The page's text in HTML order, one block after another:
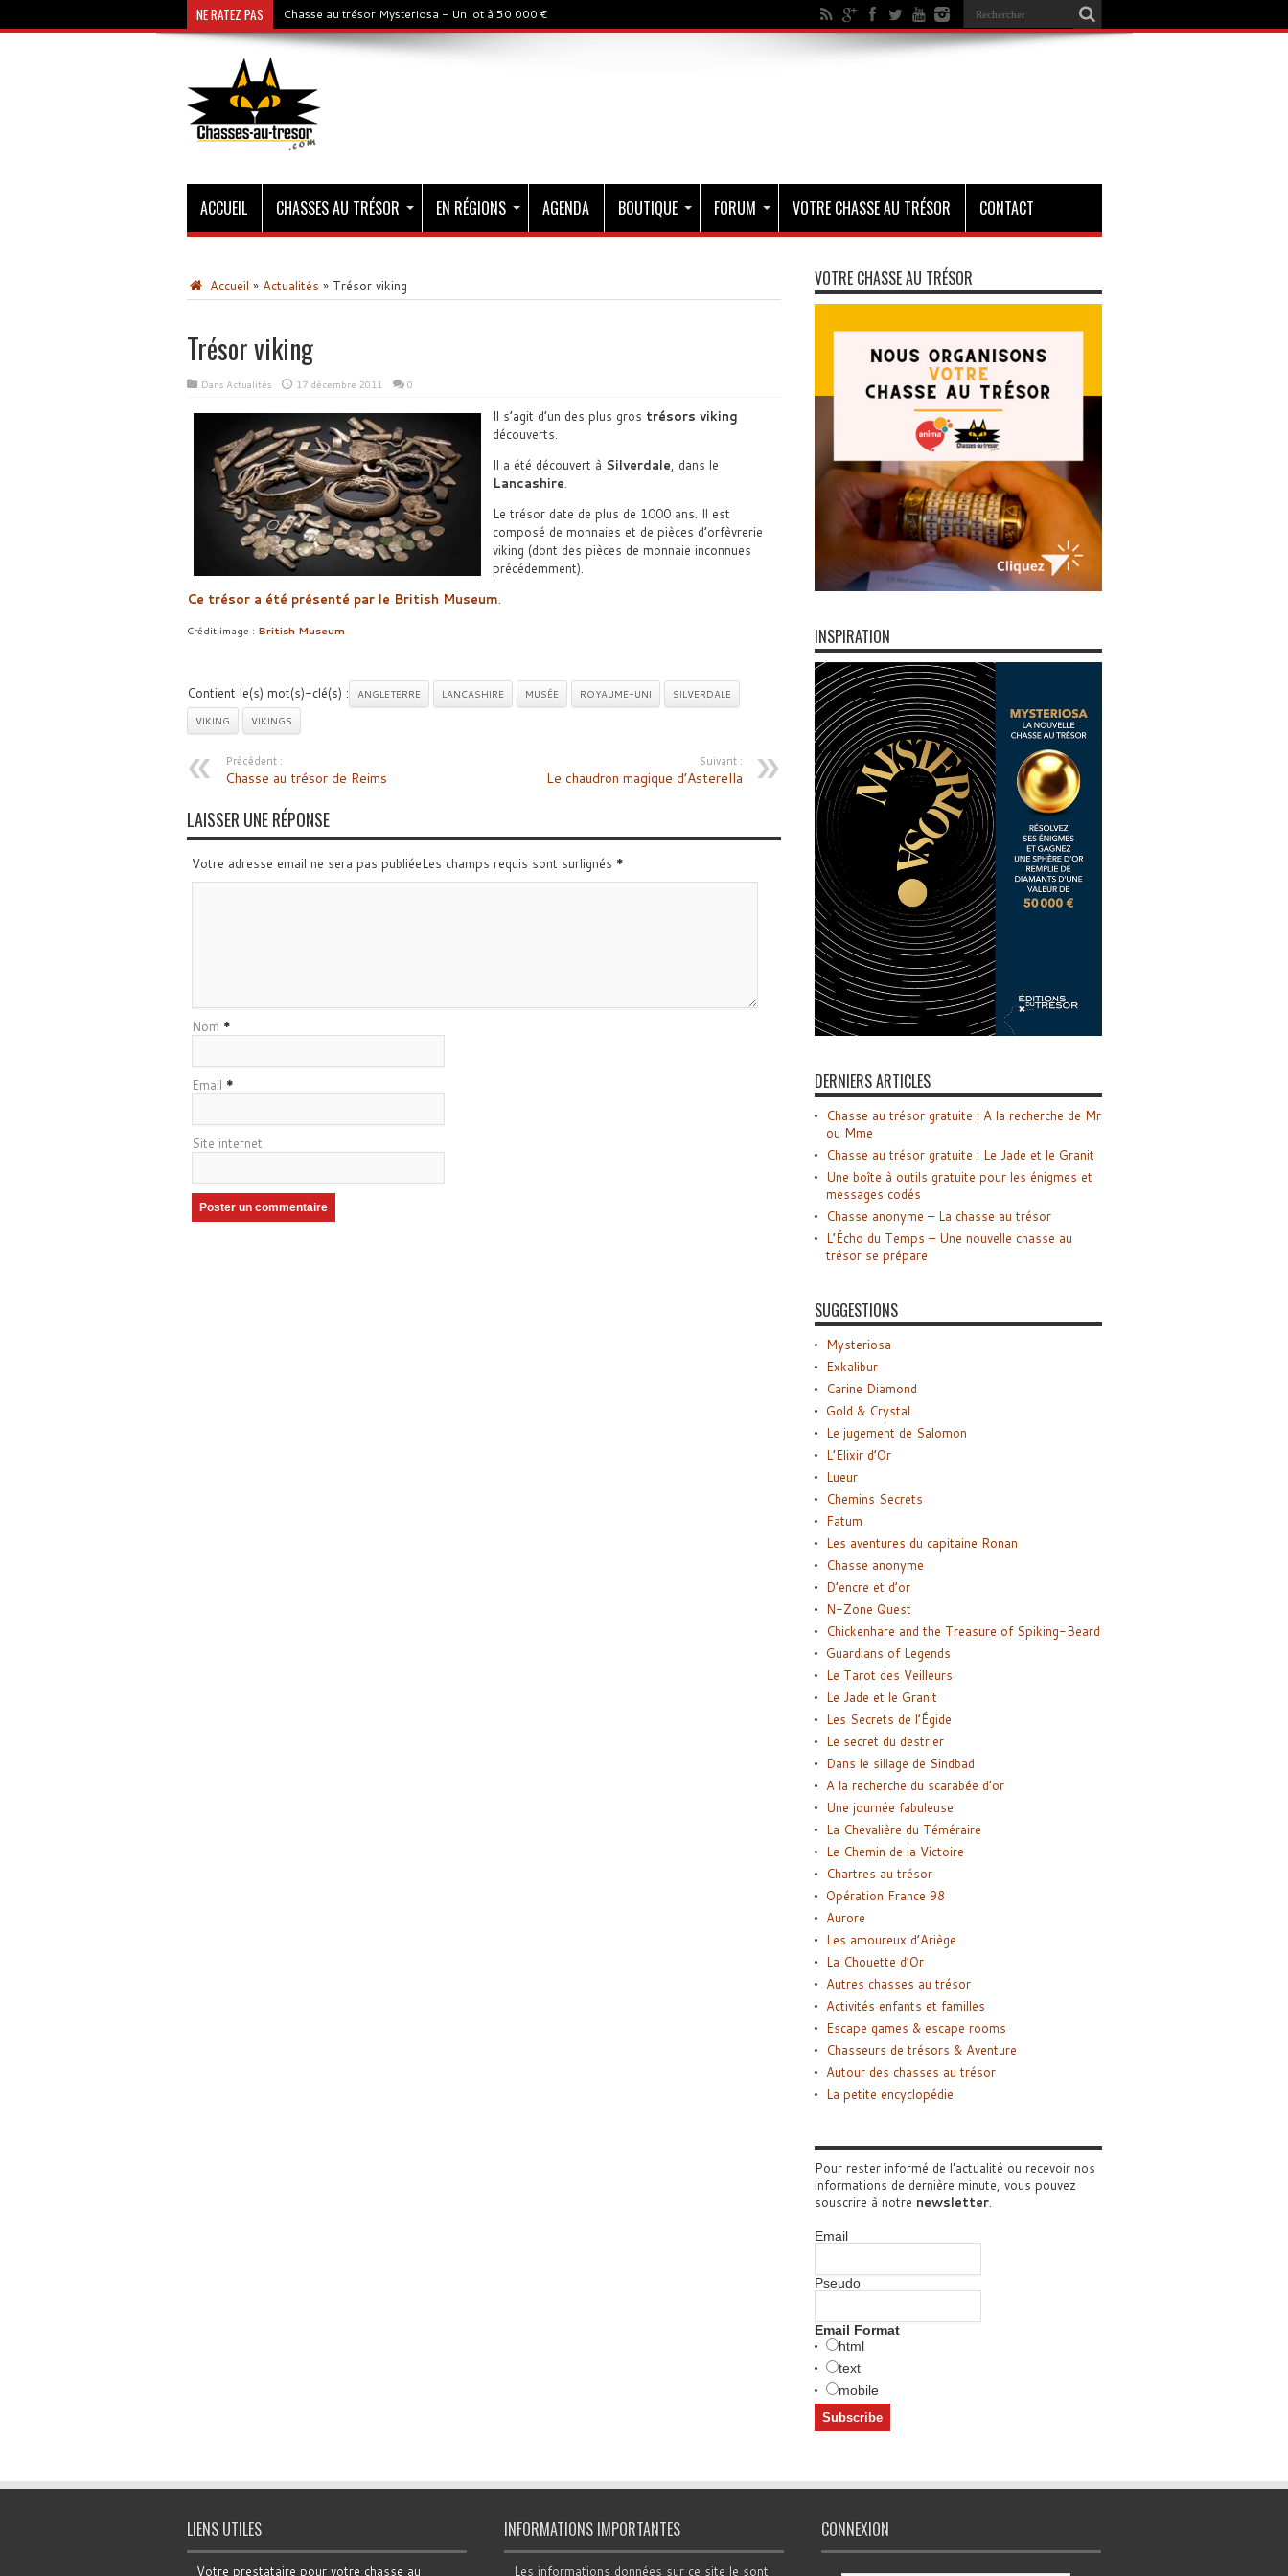
NE RATEZ PAS Chasse au trésor Mysteriosa - Un lot à 50 000 €
ACCUEIL CHASSES AU TRÉSOR EN RÉGIONS AGENDA BOUTIQUE FORUM VOTRE CHASSE AU TRÉSOR CONTACT
Accueil » Actualités » Trésor viking
Trésor viking
Dans Actualités 17 décembre 2011 0
Il s’agit d’un des plus gros trésors viking
découverts.
Il a été découvert à Silverdale, dans le
Lancashire.
Le trésor date de plus de 1000 ans. Il est
composé de monnaies et de pièces d’orfèvrerie
viking (dont des pièces de monnaie inconnues
précédemment).
Ce trésor a été présenté par le British Museum.
Crédit image : British Museum
Contient le(s) mot(s)-clé(s) : ANGLETERRE LANCASHIRE MUSÉE ROYAUME-UNI
SILVERDALE
VIKING
VIKINGS
Précédent :
Chasse au trésor de Reims
Suivant :
Le chaudron magique d’Asterella
LAISSER UNE RÉPONSE
Votre adresse email ne sera pas publiéeLes champs requis sont surlignés *
Nom *
Email *
Site internet
VOTRE CHASSE AU TRÉSOR
INSPIRATION
DERNIERS ARTICLES
Chasse au trésor gratuite : A la recherche de Mr
ou Mme
Chasse au trésor gratuite : Le Jade et le Granit
Une boîte à outils gratuite pour les énigmes et
messages codés
Chasse anonyme – La chasse au trésor
L’Écho du Temps – Une nouvelle chasse au
trésor se prépare
SUGGESTIONS
Mysteriosa
Exkalibur
Carine Diamond
Gold & Crystal
Le jugement de Salomon
L’Elixir d’Or
Lueur
Chemins Secrets
Fatum
Les aventures du capitaine Ronan
Chasse anonyme
D’encre et d’or
N-Zone Quest
Chickenhare and the Treasure of Spiking-Beard
Guardians of Legends
Le Tarot des Veilleurs
Le Jade et le Granit
Les Secrets de l’Égide
Le secret du destrier
Dans le sillage de Sindbad
A la recherche du scarabée d’or
Une journée fabuleuse
La Chevalière du Téméraire
Le Chemin de la Victoire
Chartres au trésor
Opération France 98
Aurore
Les amoureux d’Ariège
La Chouette d’Or
Autres chasses au trésor
Activités enfants et familles
Escape games & escape rooms
Chasseurs de trésors & Aventure
Autour des chasses au trésor
La petite encyclopédie
Pour rester informé de l'actualité ou recevoir nos
informations de dernière minute, vous pouvez
souscrire à notre newsletter.
Email
Pseudo
Email Format
html
text
mobile
LIENS UTILES
Votre prestataire pour votre chasse au
INFORMATIONS IMPORTANTES
Les informations données sur ce site le sont
CONNEXION